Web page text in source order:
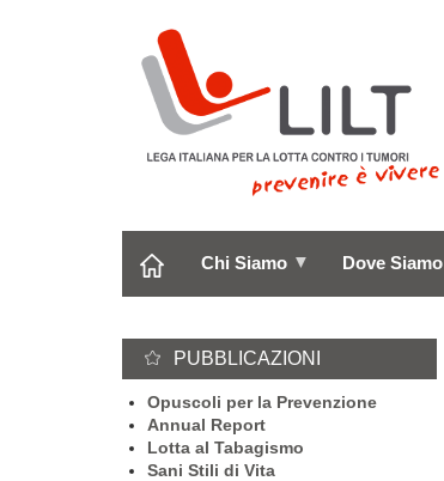
Chi Siamo Dove Siamo
PUBBLICAZIONI
Opuscoli per la Prevenzione
Annual Report
Lotta al Tabagismo
Sani Stili di Vita